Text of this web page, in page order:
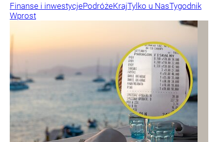
Finanse i inwestycjePodróżeKrajTylko u NasTygodnik
Wprost